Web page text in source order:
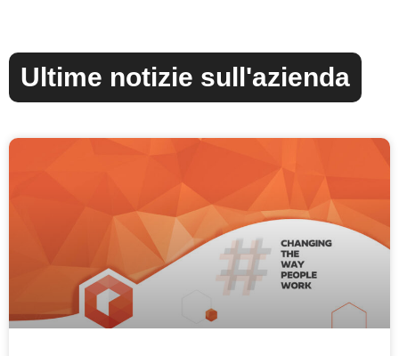
Ultime notizie sull'azienda